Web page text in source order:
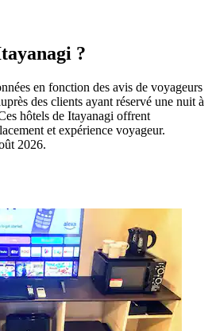
?
en fonction des avis de voyageurs
des clients ayant réservé une nuit à
hôtels de Itayanagi offrent
et expérience voyageur.
2026.